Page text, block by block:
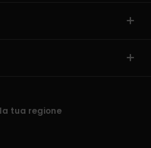
tua regione